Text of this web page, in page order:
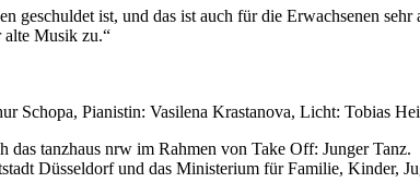
geschuldet ist, und das ist auch für die Erwachsenen
alte Musik zu.“
Schopa, Pianistin: Vasilena Krastanova, Licht: Tobias
das tanzhaus nrw im Rahmen von Take Off: Junger Tanz.
Düsseldorf und das Ministerium für Familie, Kinder,